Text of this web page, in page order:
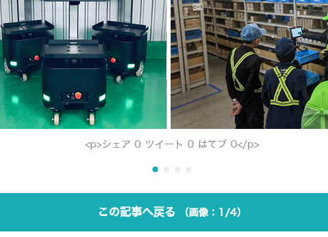
<p>シェア 0 ツイート 0 はてブ 0</p>
この記事へ戻る 1/4